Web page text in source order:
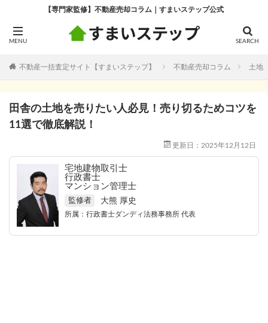
【専門家監修】不動産売却コラム｜すまいステップ公式
不動産一括査定サイト【すまいステップ】 不動産売却コラム 土地
田舎の土地を売りたい人必見！売り切るためコツを
11選で徹底解説！
更新日：2025年12月12日
宅地建物取引士
行政書士
マンション管理士
監修者 大熊 厚史
所属： 行政書士ダンディ法務事務所 代表